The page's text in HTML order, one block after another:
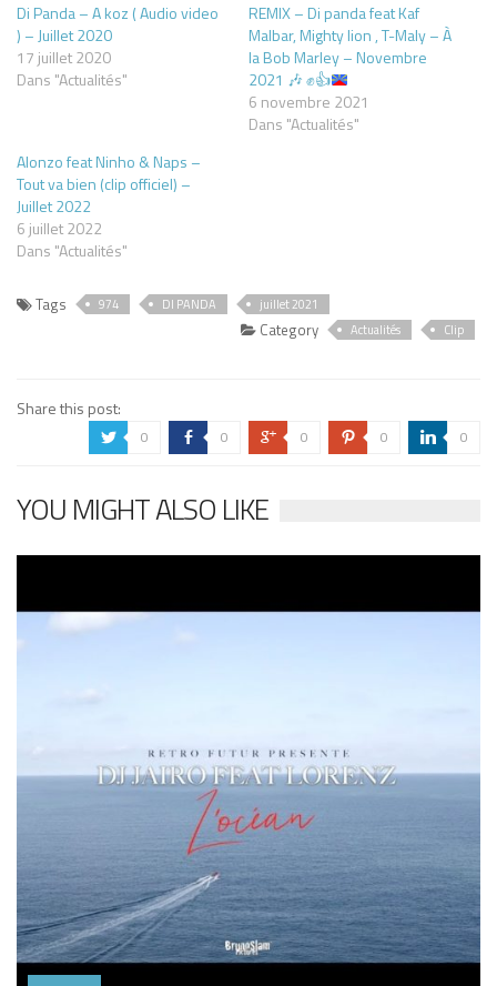
Di Panda – A koz ( Audio video
) – Juillet 2020
17 juillet 2020
Dans "Actualités"
REMIX – Di panda feat Kaf
Malbar, Mighty lion , T-Maly – À
la Bob Marley – Novembre
2021 🎶✊👍
6 novembre 2021
Dans "Actualités"
Alonzo feat Ninho & Naps –
Tout va bien (clip officiel) –
Juillet 2022
6 juillet 2022
Dans "Actualités"
Tags 974 DI PANDA juillet 2021
Category Actualités Clip
Share this post:
a 0 b 0 c 0 d 0 j 0
YOU MIGHT ALSO LIKE